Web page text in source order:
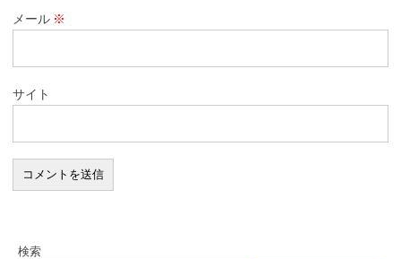
メール ※
サイト
検索